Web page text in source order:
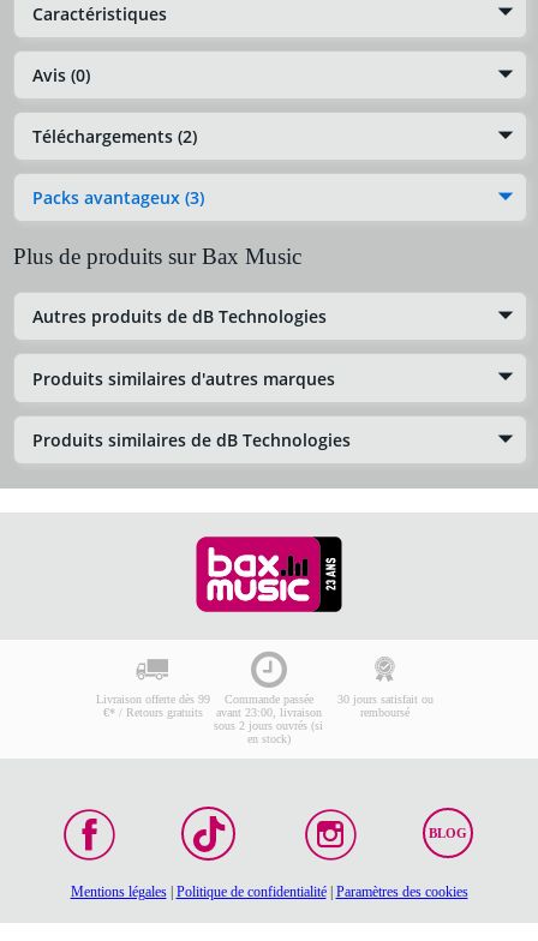
Caractéristiques
Avis (0)
Téléchargements (2)
Packs avantageux (3)
Plus de produits sur Bax Music
Autres produits de dB Technologies
Produits similaires d'autres marques
Produits similaires de dB Technologies
Livraison offerte dès 99
€* / Retours gratuits
Commande passée
avant 23:00, livraison
sous 2 jours ouvrés (si
en stock)
30 jours satisfait ou
remboursé
BLOG
Mentions légales| Politique de confidentialité| Paramètres des cookies